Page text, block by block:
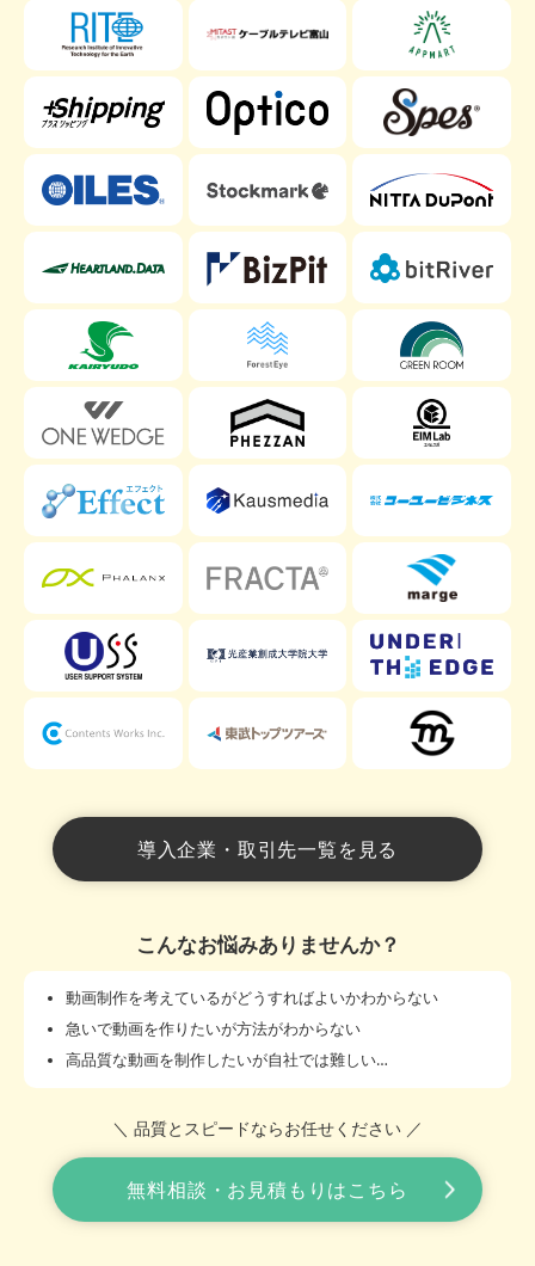
導入企業・取引先一覧を見る
こんなお悩みありませんか？
動画制作を考えているがどうすればよいかわからない
急いで動画を作りたいが方法がわからない
高品質な動画を制作したいが自社では難しい…
＼ 品質とスピードならお任せください ／
無料相談・お見積もりはこちら